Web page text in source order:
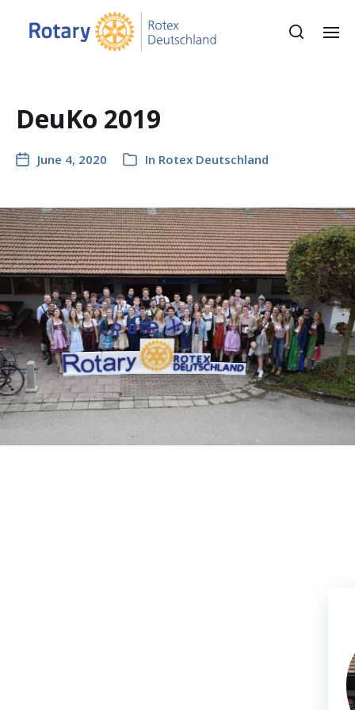
DeuKo 2019
June 4, 2020 In Rotex Deutschland